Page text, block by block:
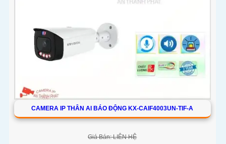
CAMERA IP THÂN AI BÁO ĐỘNG KX-CAIF4003UN-TIF-A
Giá Bán: LIÊN HỆ